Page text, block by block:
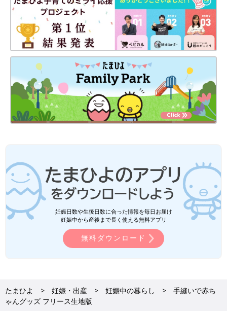
妊娠日数や生後日数に合った情報を毎日お届け
妊娠中から産後まで長く使える無料アプリ
無料ダウンロード
たまひよ 妊娠・出産 妊娠中の暮らし
手縫いで赤ち
ゃんグッズ フリース生地版